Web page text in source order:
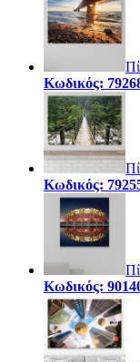
Κωδικός:
Κωδικός:
Κωδικός: